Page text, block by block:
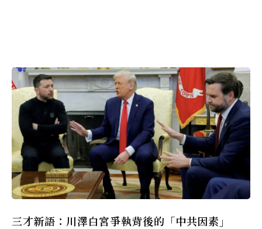
三才新語：川澤白宮爭執背後的「中共因素」